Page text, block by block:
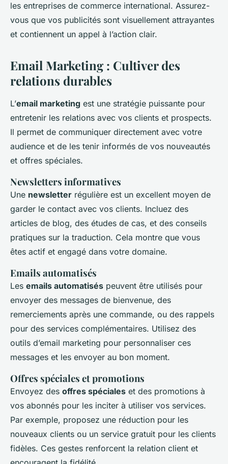
les entreprises de commerce international. Assurez-
vous que vos publicités sont visuellement attrayantes
et contiennent un appel à l’action clair.
Email Marketing : Cultiver des
relations durables
L’email marketing est une stratégie puissante pour
entretenir les relations avec vos clients et prospects.
Il permet de communiquer directement avec votre
audience et de les tenir informés de vos nouveautés
et offres spéciales.
Newsletters informatives
Une newsletter régulière est un excellent moyen de
garder le contact avec vos clients. Incluez des
articles de blog, des études de cas, et des conseils
pratiques sur la traduction. Cela montre que vous
êtes actif et engagé dans votre domaine.
Emails automatisés
Les emails automatisés peuvent être utilisés pour
envoyer des messages de bienvenue, des
remerciements après une commande, ou des rappels
pour des services complémentaires. Utilisez des
outils d’email marketing pour personnaliser ces
messages et les envoyer au bon moment.
Offres spéciales et promotions
Envoyez des offres spéciales et des promotions à
vos abonnés pour les inciter à utiliser vos services.
Par exemple, proposez une réduction pour les
nouveaux clients ou un service gratuit pour les clients
fidèles. Ces gestes renforcent la relation client et